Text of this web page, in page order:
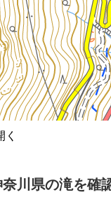
く
川県の滝を確